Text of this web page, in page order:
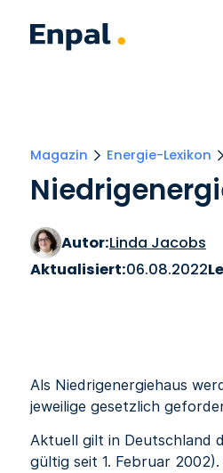
Magazin Energie-Lexikon
Autor:Linda Jacobs
Aktualisiert:06.08.2022
Als Niedrigenergiehaus
jeweilige gesetzlich
Aktuell gilt in Deutschland
gültig seit 1. Februar